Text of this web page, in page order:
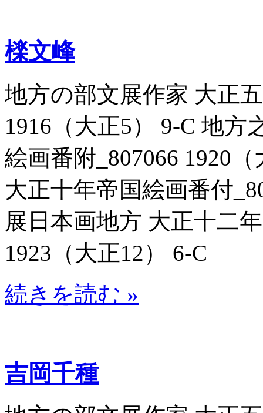
檪文峰
地方の部文展作家 大正
1916（大正5） 9-C 地方
絵画番附_807066 1920
大正十年帝国絵画番付
展日本画地方 大正十二
1923（大正12） 6-C
続きを読む »
吉岡千種